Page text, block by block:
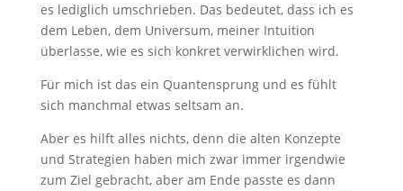
es lediglich umschrieben. Das bedeutet, dass ich es
dem Leben, dem Universum, meiner Intuition
überlasse, wie es sich konkret verwirklichen wird.
Für mich ist das ein Quantensprung und es fühlt
sich manchmal etwas seltsam an.
Aber es hilft alles nichts, denn die alten Konzepte
und Strategien haben mich zwar immer irgendwie
zum Ziel gebracht, aber am Ende passte es dann